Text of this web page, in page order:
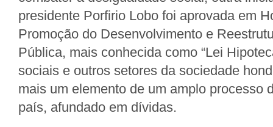
presidente Porfirio Lobo foi aprovada em
Promoção do Desenvolvimento e
Pública, mais conhecida como “Lei
sociais e outros setores da sociedade
mais um elemento de um amplo processo
país, afundado em dívidas.